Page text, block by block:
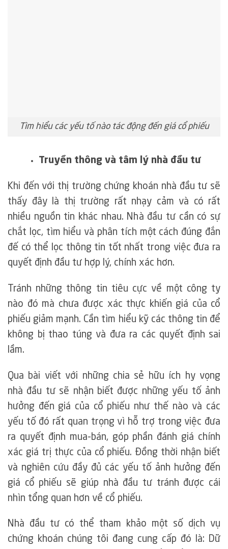
Tìm hiểu các yếu tố nào tác động đến giá cổ phiếu
Truyền thông và tâm lý nhà đầu tư
Khi đến với thị trường chứng khoán nhà đầu tư sẽ
thấy đây là thị trường rất nhạy cảm và có rất
nhiều nguồn tin khác nhau. Nhà đầu tư cần có sự
chắt lọc, tìm hiểu và phân tích một cách đúng đắn
đế có thể lọc thông tin tốt nhất trong việc đưa ra
quyết định đầu tư hợp lý, chính xác hơn.
Tránh những thông tin tiêu cực về một công ty
nào đó mà chưa được xác thực khiến giá của cổ
phiếu giảm mạnh. Cần tìm hiểu kỹ các thông tin để
không bị thao túng và đưa ra các quyết định sai
lầm.
Qua bài viết với những chia sẻ hữu ích hy vọng
nhà đầu tư sẽ nhận biết được những yếu tố ảnh
hưởng đến giá của cổ phiếu như thế nào và các
yếu tố đó rất quan trọng vì hỗ trợ trong việc đưa
ra quyết định mua-bán, góp phần đánh giá chính
xác giá trị thực của cổ phiếu. Đồng thời nhận biết
và nghiên cứu đầy đủ các yếu tố ảnh hưởng đến
giá cổ phiếu sẽ giúp nhà đầu tư tránh được cái
nhìn tổng quan hơn về cổ phiếu.
Nhà đầu tư có thể tham khảo một số dịch vụ
chứng khoán chúng tôi đang cung cấp đó là: Dữ